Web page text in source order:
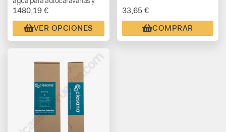
campers
1480,19 €
VER OPCIONES
33,65 €
COMPRAR